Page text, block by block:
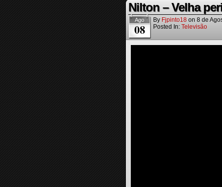
Nilton – Velha
Ago
08
By Fjpinto18 on 8 de
Posted In: Televisão